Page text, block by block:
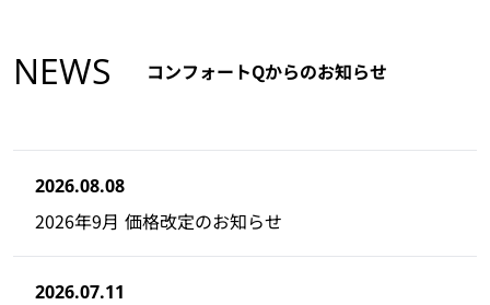
NEWS コンフォートQからのお知らせ
2026.08.08
2026年9月 価格改定のお知らせ
2026.07.11